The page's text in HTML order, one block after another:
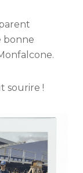
bonne
sourire !